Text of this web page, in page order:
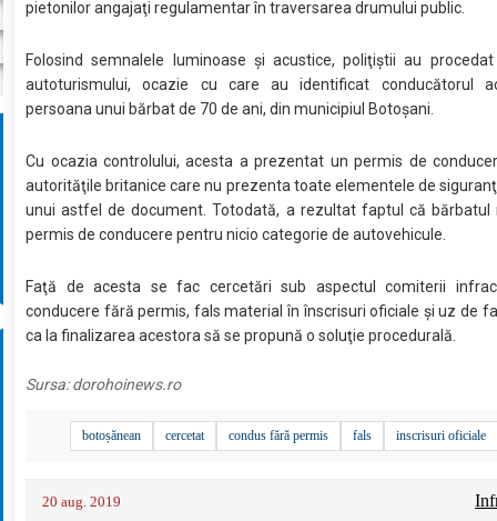
pietonilor angajaţi regulamentar în traversarea drumului public.
Folosind semnalele luminoase şi acustice, poliţiştii au
autoturismului, ocazie cu care au identificat conducătorul
persoana unui bărbat de 70 de ani, din municipiul Botoşani.
Cu ocazia controlului, acesta a prezentat un permis de
autorităţile britanice care nu prezenta toate elementele de
unui astfel de document. Totodată, a rezultat faptul că bărbatul
permis de conducere pentru nicio categorie de autovehicule.
Faţă de acesta se fac cercetări sub aspectul comiterii
conducere fără permis, fals material în înscrisuri oficiale şi uz de
ca la finalizarea acestora să se propună o soluţie procedurală.
Sursa:dorohoinews.ro
botoșănean cercetat condus fără permis fals inscrisuri oficiale
20 aug. 2019